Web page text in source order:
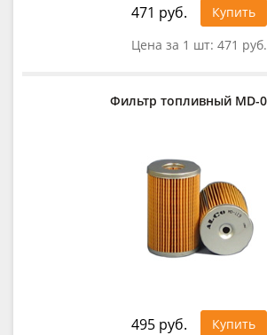
471 руб.
Купить
Цена за 1 шт: 471 руб.
Фильтр топливный MD-
495 руб.
Купить